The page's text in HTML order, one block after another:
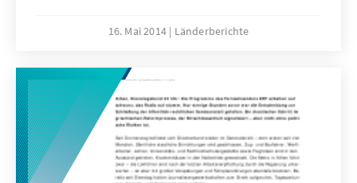
Krise: Trotz verbesserter ökonomischer
angespannt.
16. Mai 2014 Länderberichte